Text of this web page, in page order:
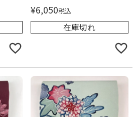
¥6,050税込
在庫切れ